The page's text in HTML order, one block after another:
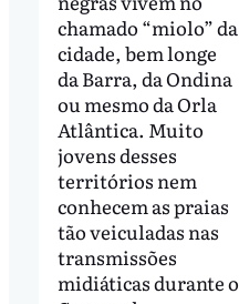
chamado “miolo” da
cidade, bem longe
da Barra, da Ondina
ou mesmo da Orla
Atlântica. Muito
jovens desses
territórios nem
conhecem as praias
tão veiculadas nas
transmissões
midiáticas durante o